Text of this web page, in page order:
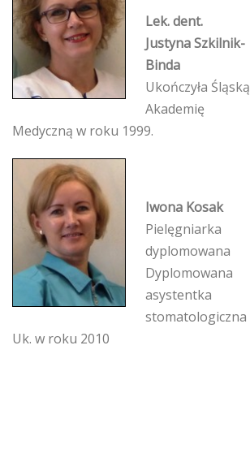
Lek. dent.
Justyna Szkilnik-
Binda
Ukończyła Śląską
Akademię
Medyczną w roku 1999.
Iwona Kosak
Pielęgniarka
dyplomowana
Dyplomowana
asystentka
stomatologiczna
Uk. w roku 2010